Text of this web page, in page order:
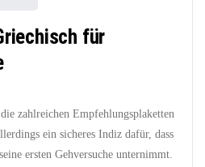
für
zahlreichen Empfehlungsplaketten
ein sicheres Indiz dafür, dass
ersten Gehversuche unternimmt.